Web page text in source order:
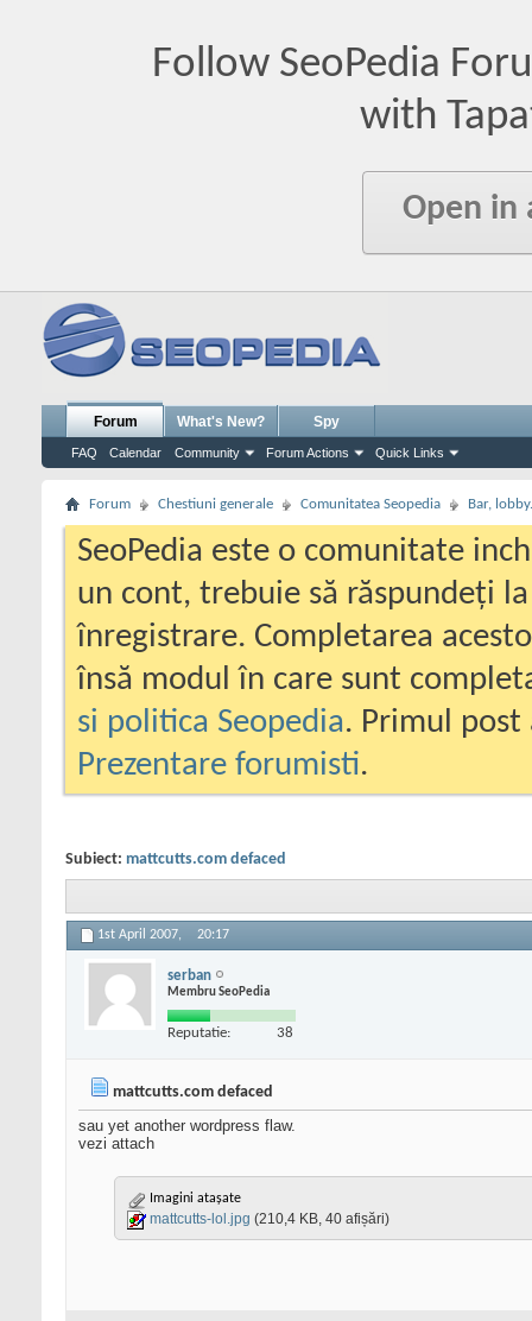
Follow SeoPedia
with
Open in
Forum
FAQ Calendar Community Forum Actions Quick Links
What's New? Spy
Forum Chestiuni generale Comunitatea Seopedia Bar,
SeoPedia este o comunitate
un cont, trebuie să răspundeți
înregistrare. Completarea
însă modul în care sunt
si politica Seopedia. Primul
Prezentare forumisti.
Subiect: mattcutts.com defaced
1st April 2007, 20:17
serban
Membru SeoPedia
Reputatie: 38
mattcutts.com defaced
sau yet another wordpress flaw.
vezi attach
Imagini atașate
mattcutts-lol.jpg (210,4 KB, 40 afișări)